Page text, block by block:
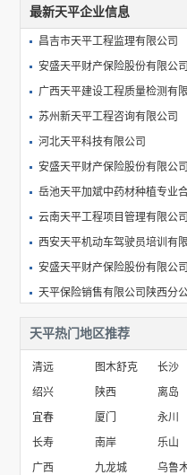
最新天平企业信息
昌吉市天平工程监理有限公司
广西天平建设工程质量检测有
苏州新天平工程咨询有限公司
河北天平科技有限公司
岳池天平加斌中药材种植专业
云南天平工程项目管理有限公司
天平保险销售有限公司陕西分
鄂尔多斯金天平联合会计师事务
天平热门地区推荐
清远 图木舒克
长沙
绍兴
陕西
离岛
宜春
厦门
永川
长寿
南岸
乐山
广西
九龙城
乌鲁